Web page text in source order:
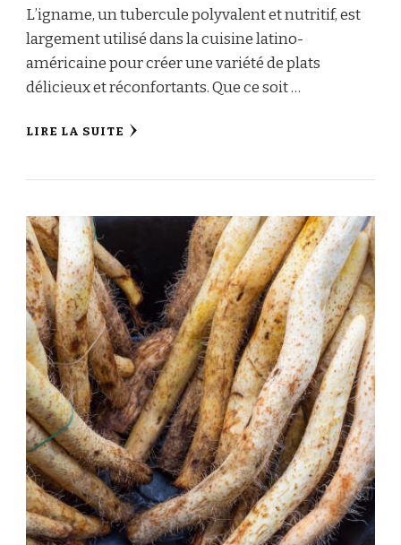
L’igname, un tubercule polyvalent et nutritif, est
largement utilisé dans la cuisine latino-
américaine pour créer une variété de plats
délicieux et réconfortants. Que ce soit …
LIRE LA SUITE